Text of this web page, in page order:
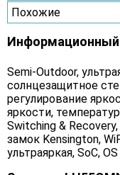
Похожие
Информационный
Semi-Outdoor,
солнцезащитное
регулирование
яркости,
Switching &
замок Kensington,
ультраяркая, SoC,